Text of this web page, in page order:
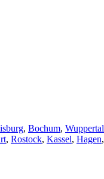
, Bochum, Wuppertal
, Rostock, Kassel, Hagen,